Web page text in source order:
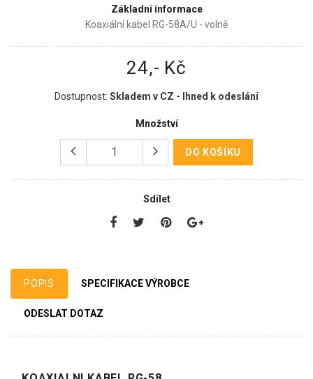
Základní informace
Koaxiální kabel RG-58A/U - volně
24,- Kč
Dostupnost: Skladem v CZ - Ihned k odeslání
Množství
DO KOŠÍKU
Sdílet
POPIS SPECIFIKACE VÝROBCE
ODESLAT DOTAZ